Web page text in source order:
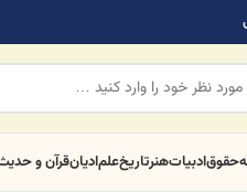
حقوقادبیاتهنرتاریخعلمادیانقرآن و